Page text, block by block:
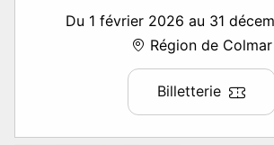
Du 1 février 2026 au 31
Région de Colmar
Billetterie